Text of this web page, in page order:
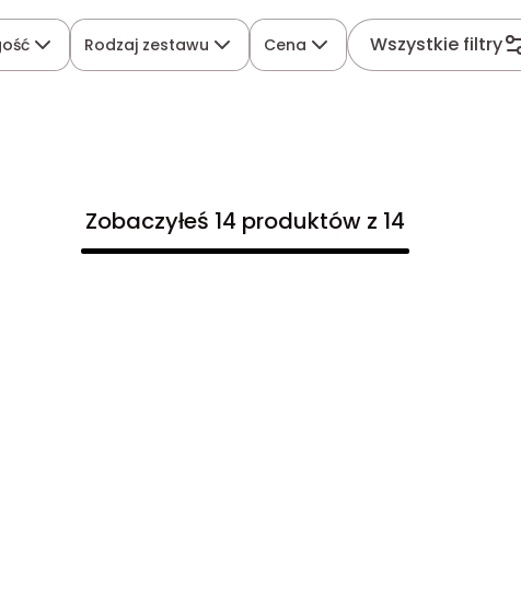
Rodzaj zestawu Cena Wszystkie filtry
Zobaczyłeś 14 produktów z 14